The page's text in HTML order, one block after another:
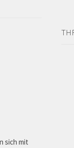
sich mit